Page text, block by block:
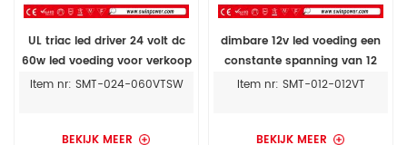
UL triac led driver 24 volt dc
60w led voeding voor verkoop
Item nr: SMT-024-060VTSW
BEKIJK MEER
dimbare 12v led voeding een
constante spanning van 12
watt led strip light power
Item nr: SMT-012-012VT
BEKIJK MEER